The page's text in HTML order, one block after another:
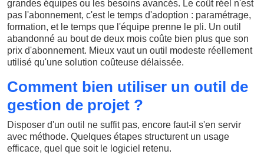
grandes équipes ou les besoins avancés. Le coût réel n'est
pas l'abonnement, c'est le temps d'adoption : paramétrage,
formation, et le temps que l'équipe prenne le pli. Un outil
abandonné au bout de deux mois coûte bien plus que son
prix d'abonnement. Mieux vaut un outil modeste réellement
utilisé qu'une solution coûteuse délaissée.
Comment bien utiliser un outil de
gestion de projet ?
Disposer d'un outil ne suffit pas, encore faut-il s'en servir
avec méthode. Quelques étapes structurent un usage
efficace, quel que soit le logiciel retenu.